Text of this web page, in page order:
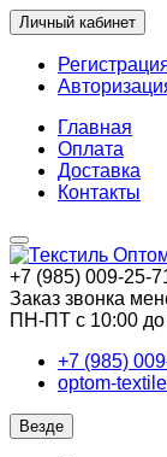
Личный кабинет
Главная
Оплата
Доставка
Контакты
+7 (985) 009-25-
Заказ звонка
ПН-ПТ с 10:00
+7 (985)
optom-
Везде